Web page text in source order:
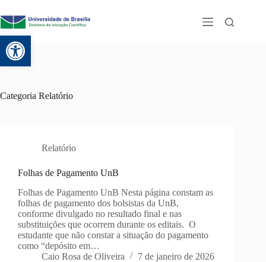
Abrir a barra de ferramentas
Categoria Relatório
Relatório
Folhas de Pagamento UnB
Folhas de Pagamento UnB Nesta página constam as
folhas de pagamento dos bolsistas da UnB,
conforme divulgado no resultado final e nas
substituições que ocorrem durante os editais. O
estudante que não constar a situação do pagamento
como “depósito em…
Caio Rosa de Oliveira
7 de janeiro de 2026